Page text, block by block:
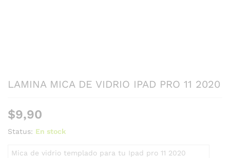
LAMINA MICA DE VIDRIO IPAD PRO 11 2020
$9,90
Status: En stock
Mica de vidrio templado para tu Ipad pro 11 2020